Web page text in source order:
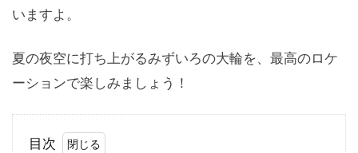
いますよ。
夏の夜空に打ち上がるみずいろの大輪を、最高のロケ
ーションで楽しみましょう！
目次